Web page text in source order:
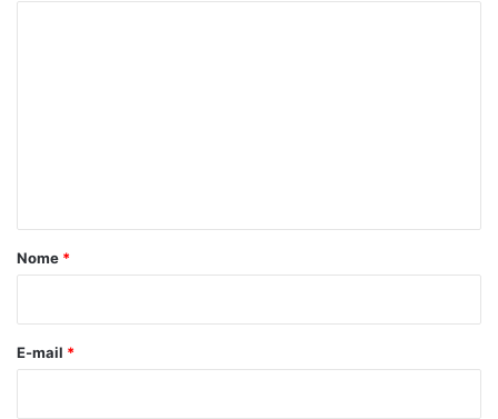
r
*
Nome *
E-mail *